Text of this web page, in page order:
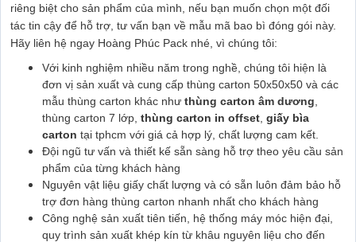
riêng biệt cho sản phẩm của mình, nếu bạn muốn chọn một đối
tác tin cậy để hỗ trợ, tư vấn bạn về mẫu mã bao bì đóng gói này.
Hãy liên hệ ngay Hoàng Phúc Pack nhé, vì chúng tôi:
Với kinh nghiệm nhiều năm trong nghề, chúng tôi hiện là
đơn vị sản xuất và cung cấp thùng carton 50x50x50 và các
mẫu thùng carton khác như thùng carton âm dương
thùng carton 7 lớp, thùng carton in offset giấy bìa
carton tại tphcm với giá cả hợp lý, chất lượng cam kết.
Đội ngũ tư vấn và thiết kế sẵn sàng hỗ trợ theo yêu cầu sản
phẩm của từng khách hàng
Nguyên vật liệu giấy chất lượng và có sẵn luôn đảm bảo hỗ
trợ đơn hàng thùng carton nhanh nhất cho khách hàng
Công nghệ sản xuất tiên tiến, hệ thống máy móc hiện đại,
quy trình sản xuất khép kín từ khâu nguyên liệu cho đến